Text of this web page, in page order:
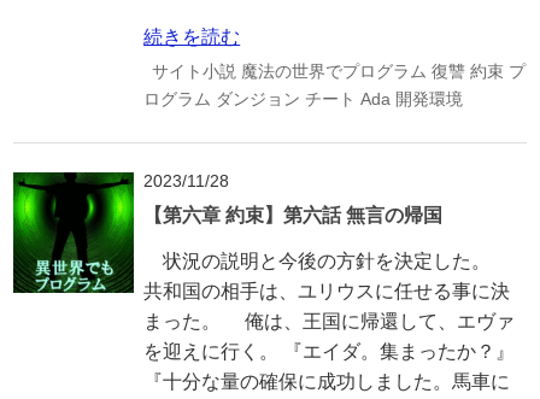
続きを読む
サイト小説 魔法の世界でプログラム 復讐 約束 プ
ログラム ダンジョン チート Ada 開発環境
2023/11/28
【第六章 約束】第六話 無言の帰国
状況の説明と今後の方針を決定した。
共和国の相手は、ユリウスに任せる事に決
まった。 俺は、王国に帰還して、エヴァ
を迎えに行く。 『エイダ。集まったか？』
『十分な量の確保に成功しました。馬車に